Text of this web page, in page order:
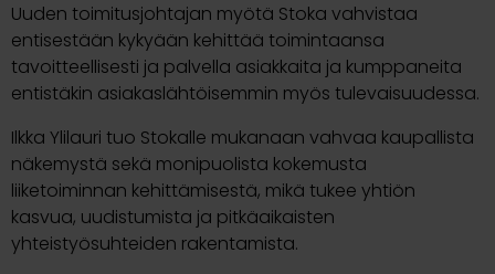
Uuden toimitusjohtajan myötä Stoka vahvistaa
entisestään kykyään kehittää toimintaansa
tavoitteellisesti ja palvella asiakkaita ja kumppaneita
entistäkin asiakaslähtöisemmin myös tulevaisuudessa.
Ilkka Ylilauri tuo Stokalle mukanaan vahvaa kaupallista
näkemystä sekä monipuolista kokemusta
liiketoiminnan kehittämisestä, mikä tukee yhtiön
kasvua, uudistumista ja pitkäaikaisten
yhteistyösuhteiden rakentamista.